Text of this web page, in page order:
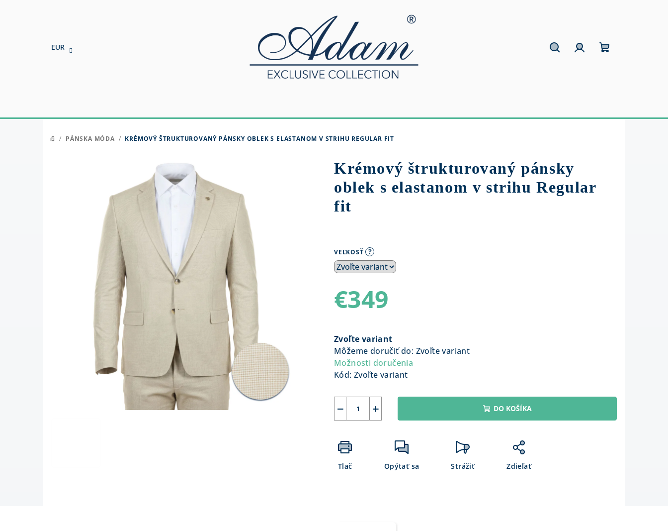
EUR
DOMOV
/ PÁNSKA MÓDA / KRÉMOVÝ ŠTRUKTUROVANÝ PÁNSKY OBLEK S ELASTANOM V STRIHU REGULAR FIT
Krémový štrukturovaný pánsky
oblek s elastanom v strihu Regular
fit
VEĽKOSŤ ?
€349
cena:
Zvoľte variant
Môžeme doručiť do: Zvoľte variant
Možnosti doručenia
Kód: Zvoľte variant
+
− DO KOŠÍKA
Tlač Opýtať sa Strážiť Zdieľať